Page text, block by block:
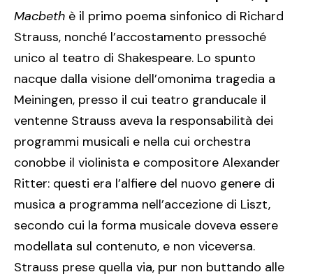
Macbeth è il primo poema sinfonico di Richard
Strauss, nonché l’accostamento pressoché
unico al teatro di Shakespeare. Lo spunto
nacque dalla visione dell’omonima tragedia a
Meiningen, presso il cui teatro granducale il
ventenne Strauss aveva la responsabilità dei
programmi musicali e nella cui orchestra
conobbe il violinista e compositore Alexander
Ritter: questi era l’alfiere del nuovo genere di
musica a programma nell’accezione di Liszt,
secondo cui la forma musicale doveva essere
modellata sul contenuto, e non viceversa.
Strauss prese quella via, pur non buttando alle